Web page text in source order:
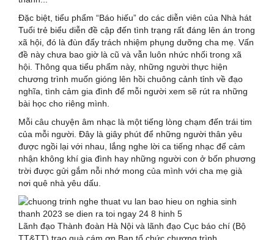
Đặc biệt, tiểu phẩm “Báo hiếu” do các diễn viên của Nhà hát
Tuổi trẻ biểu diễn đề cập đến tình trạng rất đáng lên án trong
xã hội, đó là đùn đẩy trách nhiệm phụng dưỡng cha mẹ. Vấn
đề này chưa bao giờ là cũ và vẫn luôn nhức nhối trong xã
hội. Thông qua tiểu phẩm này, những người thực hiện
chương trình muốn gióng lên hồi chuông cảnh tỉnh về đạo
nghĩa, tình cảm gia đình để mỗi người xem sẽ rút ra những
bài học cho riêng mình.
Mỗi câu chuyện âm nhạc là một tiếng lòng chạm đến trái tim
của mỗi người. Đây là giây phút để những người thân yêu
được ngồi lại với nhau, lắng nghe lời ca tiếng nhạc để cảm
nhận không khí gia đình hay những người con ở bốn phương
trời được gửi gắm nỗi nhớ mong của mình với cha mẹ già
nơi quê nhà yêu dấu.
Lãnh đạo Thành đoàn Hà Nội và lãnh đạo Cục báo chí (Bộ